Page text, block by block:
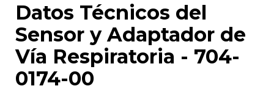
Datos Técnicos del
Sensor y Adaptador de
Vía Respiratoria - 704-
0174-00